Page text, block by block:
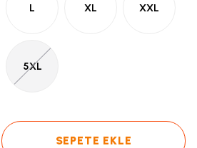
L XL XXL
5XL
SEPETE EKLE